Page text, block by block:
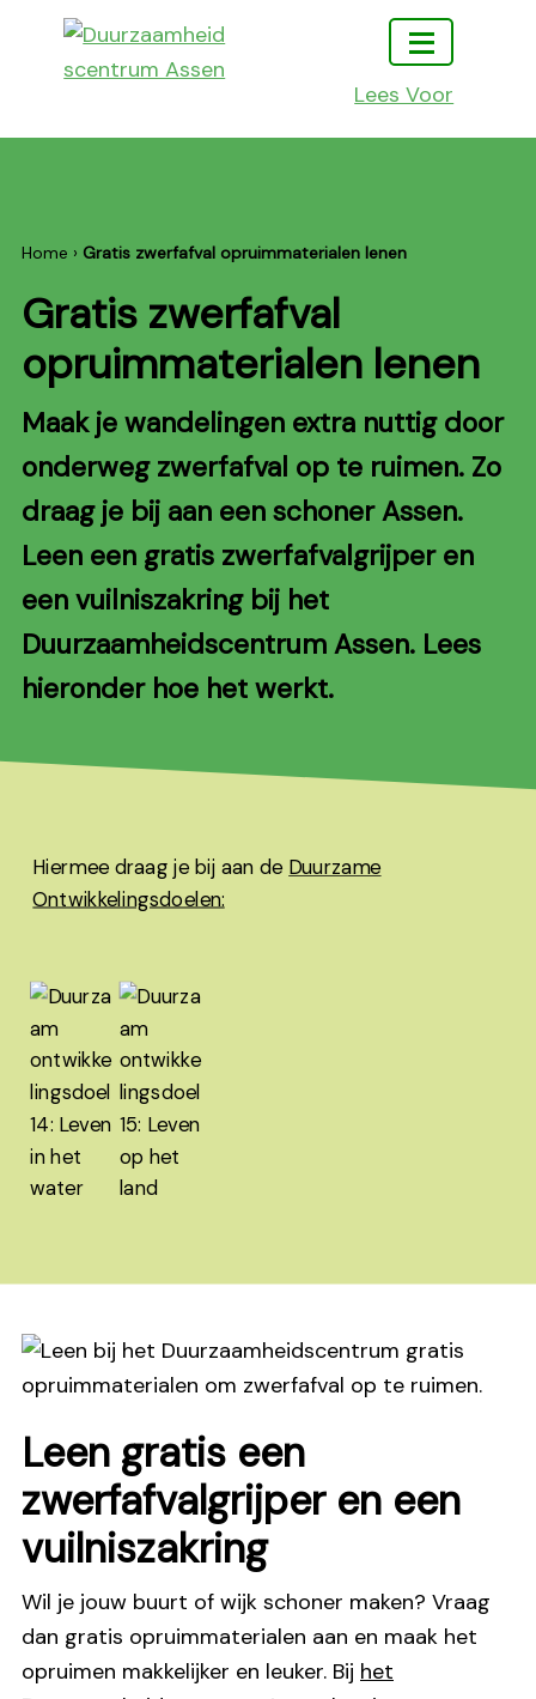
hoofdmenu
inhoud
leren
Lees Voor
Home › Gratis zwerfafval opruimmaterialen lenen
Gratis zwerfafval
opruimmaterialen lenen
Maak je wandelingen extra nuttig door
onderweg zwerfafval op te ruimen. Zo
draag je bij aan een schoner Assen.
Leen een gratis zwerfafvalgrijper en
een vuilniszakring bij het
Duurzaamheidscentrum Assen. Lees
hieronder hoe het werkt.
Hiermee draag je bij aan de Duurzame
Ontwikkelingsdoelen:
Leen gratis een
zwerfafvalgrijper en een
vuilniszakring
Wil je jouw buurt of wijk schoner maken? Vraag
dan gratis opruimmaterialen aan en maak het
opruimen makkelijker en leuker. Bij het